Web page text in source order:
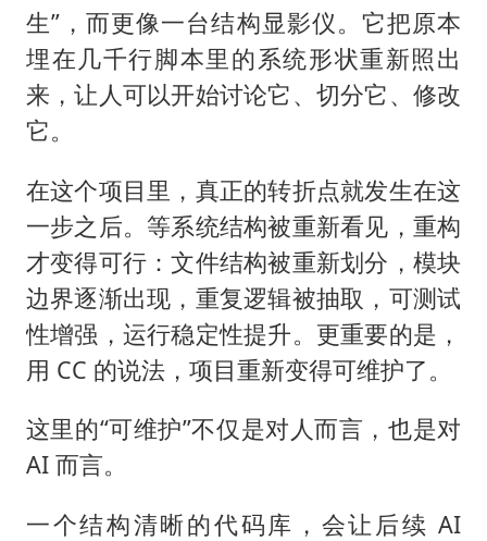
生”，而更像一台结构显影仪。它把原本
埋在几千行脚本里的系统形状重新照出
来，让人可以开始讨论它、切分它、修改
它。
在这个项目里，真正的转折点就发生在这
一步之后。等系统结构被重新看见，重构
才变得可行：文件结构被重新划分，模块
边界逐渐出现，重复逻辑被抽取，可测试
性增强，运行稳定性提升。更重要的是，
用 CC 的说法，项目重新变得可维护了。
这里的“可维护”不仅是对人而言，也是对
AI 而言。
一个结构清晰的代码库，会让后续 AI